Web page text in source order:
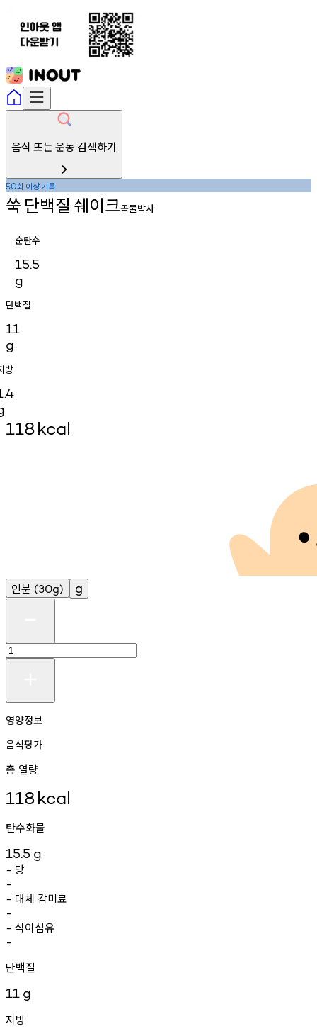
음식 또는 운동 검색하기
50회 이상기록
쑥 단백질 쉐이크곡물박사
순탄수
15.5
g
단백질
11
g
방
118kcal
인분 (30g) g
영양정보
음식평가
총 열량
118kcal
탄수화물
15.5 g
- 당
-
- 대체 감미료
-
- 식이섬유
-
단백질
11 g
지방